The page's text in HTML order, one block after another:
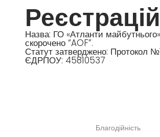
Назва: ГО «Атланти
скорочено “AOF”.
Статут затверджено: Протокол
ЄДРПОУ: 45810537
Благодійність